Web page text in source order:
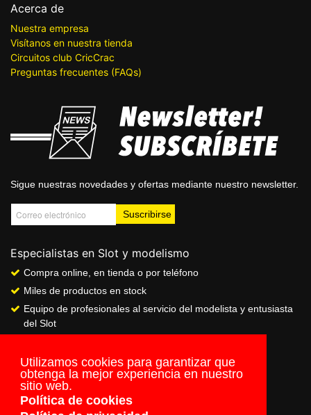
Utilizamos cookies para garantizar que
obtenga la mejor experiencia en nuestro
sitio web.
Política de cookies
Acerca de
Nuestra empresa
Visítanos en nuestra tienda
Circuitos club CricCrac
Preguntas frecuentes (FAQs)
Sigue nuestras novedades y ofertas mediante nuestro newsletter.
Especialistas en Slot y modelismo
Compra online, en tienda o por teléfono
Miles de productos en stock
Equipo de profesionales al servicio del modelista y entusiasta
del Slot
Servicio de pago seguro online
Envios a todo el mundo